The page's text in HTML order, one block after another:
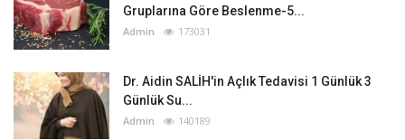
Gruplarına Göre Beslenme-5...
Admin 173031
Dr. Aidin SALİH'in Açlık Tedavisi 1 Günlük 3
Günlük Su...
Admin 140189